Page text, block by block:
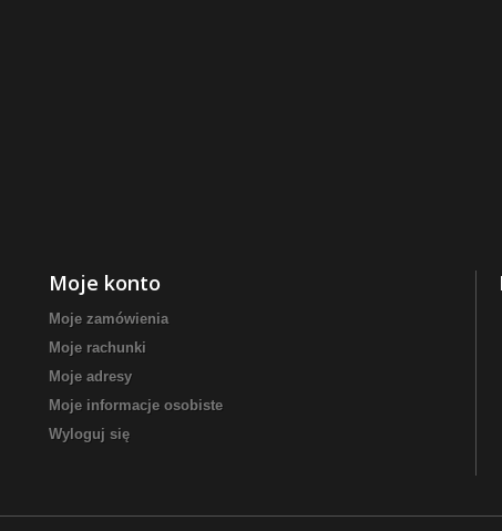
Moje konto
Moje zamówienia
Moje rachunki
Moje adresy
Moje informacje osobiste
Wyloguj się